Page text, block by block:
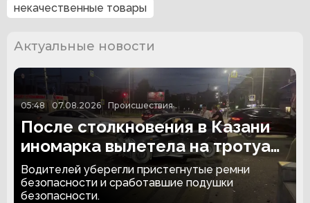
некачественные товары
Актуальные новости
05:48 07.08.2026 Происшествия
После столкновения в Казани
иномарка вылетела на тротуар
и снесла забор
Водителей уберегли пристегнутые ремни
безопасности и сработавшие подушки
безопасности.